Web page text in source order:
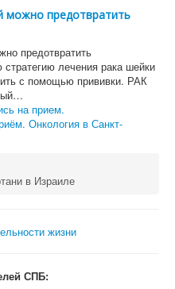
можно предотвратить
предотвратить
лечения рака шейки
с помощью прививки. РАК
на прием.
Онкология в Санкт-
в Израиле
СПБ: